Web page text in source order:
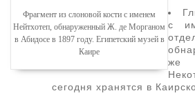
Фрагмент из слоновой кости с именем
Нейтхотеп, обнаруженный Ж. де Морганом
в Абидосе в 1897 году. Египетский музей в
Каире
с
же
сегодня хранятся в